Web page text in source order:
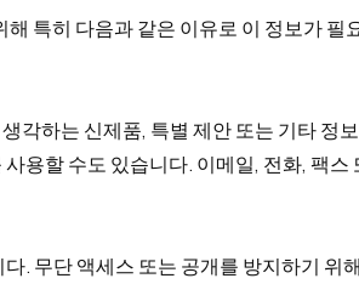
특히 다음과 같은 이유로 이 정보가 필
각하는 신제품, 특별 제안 또는 기타 정
용할 수도 있습니다. 이메일, 전화, 팩
. 무단 액세스 또는 공개를 방지하기